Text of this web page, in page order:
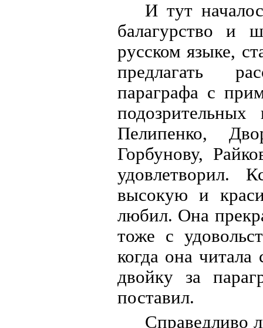
И тут
балагурство и
русском языке,
предлагать
параграфа с
Пелипенко,
Горбунову,
удовлетворил.
высокую и
любил. Она
тоже с
когда она
двойку за
поставил.
Справедливо